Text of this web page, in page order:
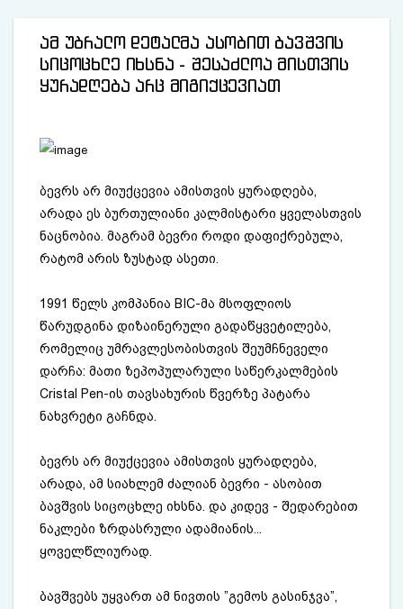
ამ უბრალო დეტალმა ასობით ბავშვის
სიცოცხლე იხსნა - შესაძლოა მისთვის
ყურადღება არც მიგიქცევიათ
ბევრს არ მიუქცევია ამისთვის ყურადღება,
არადა ეს ბურთულიანი კალმისტარი ყველასთვის
ნაცნობია. მაგრამ ბევრი როდი დაფიქრებულა,
რატომ არის ზუსტად ასეთი.
1991 წელს კომპანია BIC-მა მსოფლიოს
წარუდგინა დიზაინერული გადაწყვეტილება,
რომელიც უმრავლესობისთვის შეუმჩნეველი
დარჩა: მათი ზეპოპულარული საწერკალმების
Cristal Pen-ის თავსახურის წვერზე პატარა
ნახვრეტი გაჩნდა.
ბევრს არ მიუქცევია ამისთვის ყურადღება,
არადა, ამ სიახლემ ძალიან ბევრი - ასობით
ბავშვის სიცოცხლე იხსნა. და კიდევ - შედარებით
ნაკლები ზრდასრული ადამიანის...
ყოველწლიურად.
ბავშვებს უყვართ ამ ნივთის ”გემოს გასინჯვა”,